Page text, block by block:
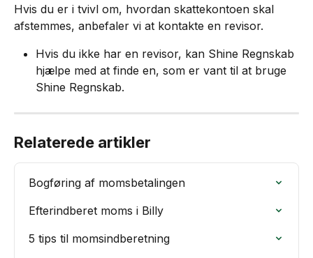
Hvis du er i tvivl om, hvordan skattekontoen skal
afstemmes, anbefaler vi at kontakte en revisor.
Hvis du ikke har en revisor, kan Shine Regnskab
hjælpe med at finde en, som er vant til at bruge
Shine Regnskab.
Relaterede artikler
Bogføring af momsbetalingen
Efterindberet moms i Billy
5 tips til momsindberetning